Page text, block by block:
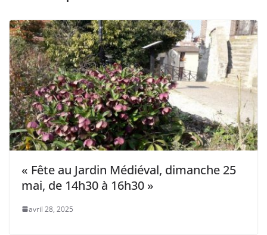
« Fête au Jardin Médiéval, dimanche 25
mai, de 14h30 à 16h30 »
avril 28, 2025